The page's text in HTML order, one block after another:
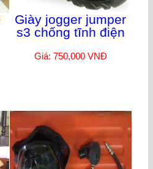
Giày jogger jumper
s3 chống tĩnh điện
Giá: 750,000 VNĐ